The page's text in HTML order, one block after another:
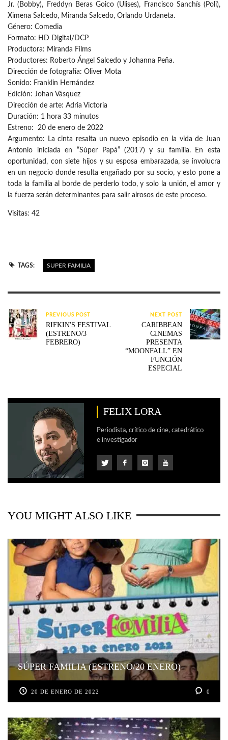
Jr. (Bobby), Freddyn Beras Goico (Ulises), Francisco Sanchís (Poli),
Ximena Salcedo, Miranda Salcedo, Orlando Urdaneta.
Género: Comedia
Formato: HD Digital/DCP
Productora: Miranda Films
Productores: Roberto Ángel Salcedo y Johanna Peña.
Dirección de fotografía: Oliver Mota
Sonido: Franklin Hernández
Edición: Johan Vásquez
Dirección de arte: Adria Victoria
Duración: 1 hora 33 minutos
Estreno: 20 de enero de 2022
Argumento: La cinta resalta un nuevo episodio en la vida de Juan
Antonio iniciada en “Súper Papá” (2017) y su familia. En esta
oportunidad, con siete hijos y su esposa embarazada, se involucra
en un negocio donde resulta engañado por su socio, y esto pone a
toda la familia al borde de perderlo todo, y solo la unión, el amor y
la fuerza serán determinantes para salir airosos de este proceso.
Visitas: 42
TAGS: SUPER FAMILIA
PREVIOUS POST
RIFKIN'S FESTIVAL
(ESTRENO/3
FEBRERO)
NEXT POST
CARIBBEAN
CINEMAS
PRESENTA
“MOONFALL” EN
FUNCIÓN
ESPECIAL
FELIX LORA
Periodista, crítico de cine, catedrático
e investigador
YOU MIGHT ALSO LIKE
SÚPER FAMILIA (ESTRENO/20 ENERO)
20 DE ENERO DE 2022 0